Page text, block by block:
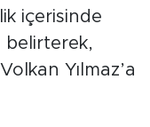
içerisinde
belirterek,
Yılmaz’a